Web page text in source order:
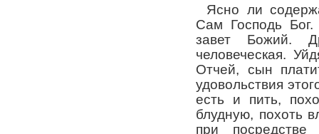
Ясно ли
Сам Господь
завет Божий.
человеческая.
Отчей, сын
удовольствия
есть и пить,
блудную, похоть
при